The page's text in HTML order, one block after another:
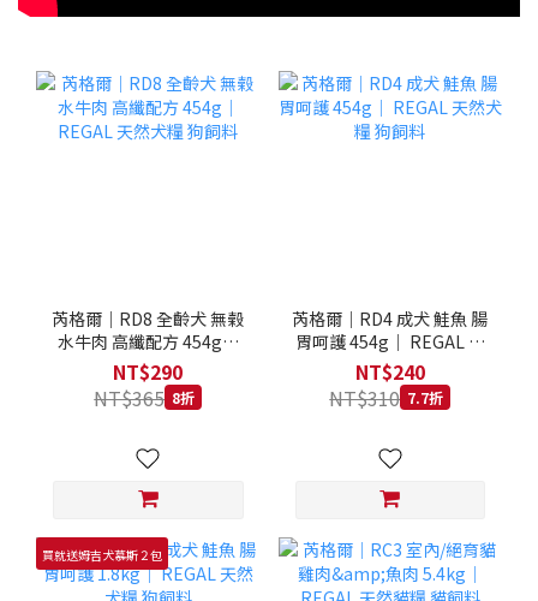
芮格爾｜RD8 全齡犬 無榖
水牛肉 高纖配方 454g｜
REGAL 天然犬糧 狗飼料
NT$290
NT$365 8折
芮格爾｜RD4 成犬 鮭魚 腸
胃呵護 454g｜ REGAL 天
然犬糧 狗飼料
NT$240
NT$310 7.7折
買就送姆吉犬慕斯２包